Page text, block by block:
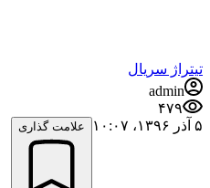
تیتراژ سریال
admin
۴۷۹
۵ آذر ۱۳۹۶،‏ ۱۰:۰۷
علامت گذاری